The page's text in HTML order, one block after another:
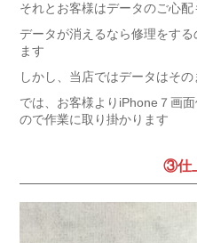
それとお客様はデータのご心
データが消えるなら修理をす
ます
しかし、当店ではデータはそ
では、お客様よりiPhone７画
ので作業に取り掛かります
③仕